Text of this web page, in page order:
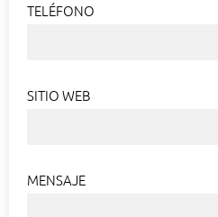
TELÉFONO
SITIO WEB
MENSAJE